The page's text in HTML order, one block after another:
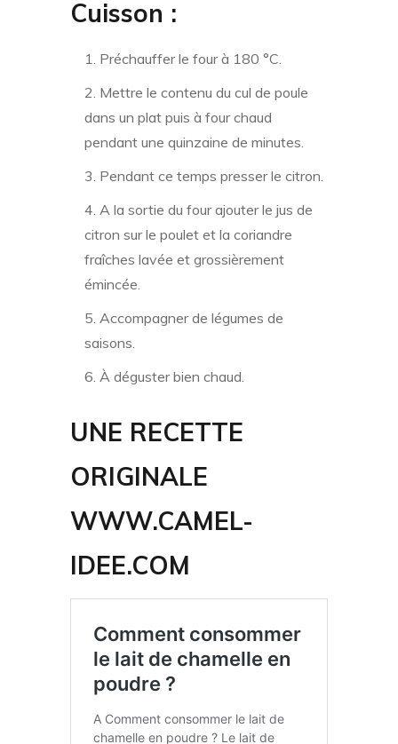
Cuisson :
Préchauffer le four à 180 °C.
Mettre le contenu du cul de poule
dans un plat puis à four chaud
pendant une quinzaine de minutes.
Pendant ce temps presser le citron.
A la sortie du four ajouter le jus de
citron sur le poulet et la coriandre
fraîches lavée et grossièrement
émincée.
Accompagner de légumes de
saisons.
À déguster bien chaud.
UNE RECETTE
ORIGINALE
WWW.CAMEL-
IDEE.COM